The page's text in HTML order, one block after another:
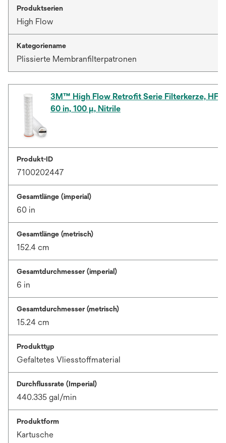
Produktserien
High Flow
Kategoriename
Plissierte Membranfilterpatronen
3M™ High Flow Retrofit Serie Filterkerze,
60 in, 100 µ, Nitrile
Produkt-ID
7100202447
Gesamtlänge (imperial)
60 in
Gesamtlänge (metrisch)
152.4 cm
Gesamtdurchmesser (imperial)
6 in
Gesamtdurchmesser (metrisch)
15.24 cm
Produkttyp
Gefaltetes Vliesstoffmaterial
Durchflussrate (Imperial)
440.335 gal/min
Produktform
Kartusche